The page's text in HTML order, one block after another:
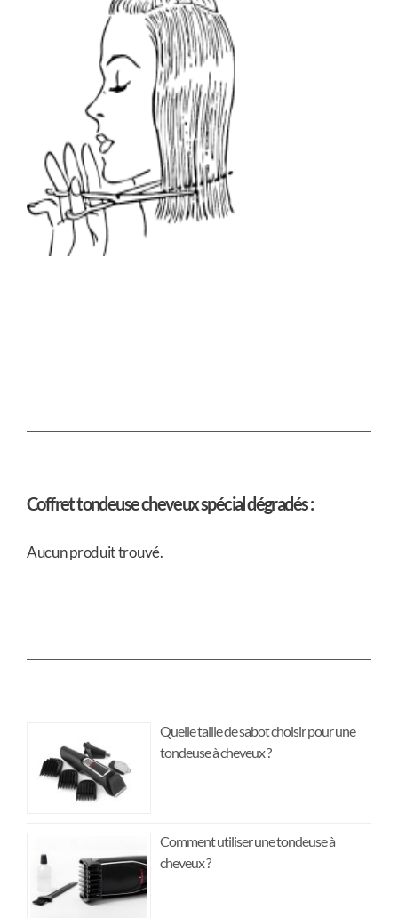
Coffret tondeuse cheveux spécial dégradés :
Aucun produit trouvé.
Quelle taille de sabot choisir pour une
tondeuse à cheveux ?
Comment utiliser une tondeuse à
cheveux ?